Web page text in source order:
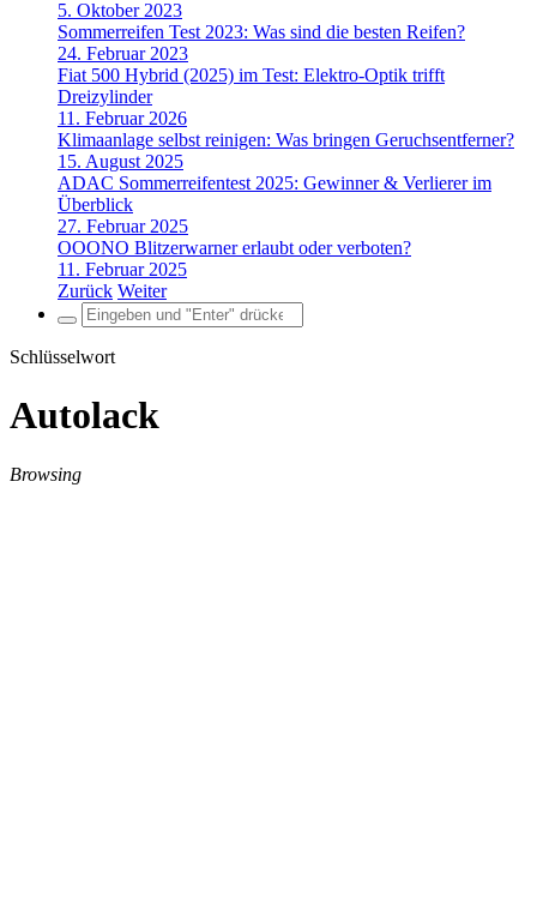
5. Oktober 2023
Sommerreifen Test 2023: Was sind die besten Reifen?
24. Februar 2023
Fiat 500 Hybrid (2025) im Test: Elektro-Optik trifft
Dreizylinder
11. Februar 2026
Klimaanlage selbst reinigen: Was bringen Geruchsentferner?
15. August 2025
ADAC Sommerreifentest 2025: Gewinner & Verlierer im
Überblick
27. Februar 2025
OOONO Blitzerwarner erlaubt oder verboten?
11. Februar 2025
Zurück Weiter
Search
for:
Schlüsselwort
Autolack
Browsing